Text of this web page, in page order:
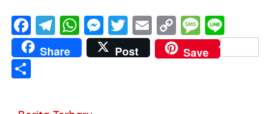
F
ac
e
T
el
e
W
h
at
M
e
ss
T
w
itt
E
m
ai
C
o
p
M
e
ss
n
e
Share Post Save
ar